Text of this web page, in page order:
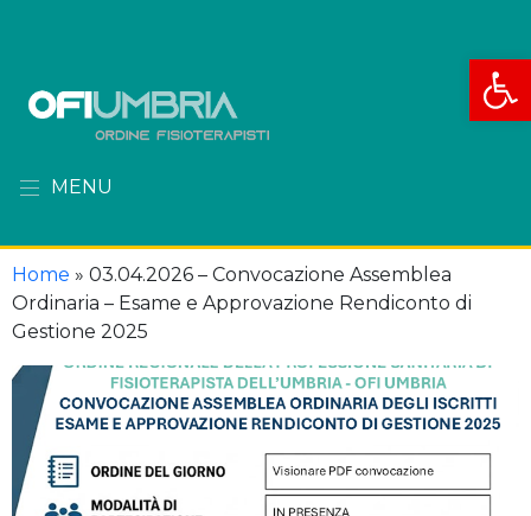
Apri
MENU
Home » 03.04.2026 – Convocazione Assemblea
Ordinaria – Esame e Approvazione Rendiconto di
Gestione 2025